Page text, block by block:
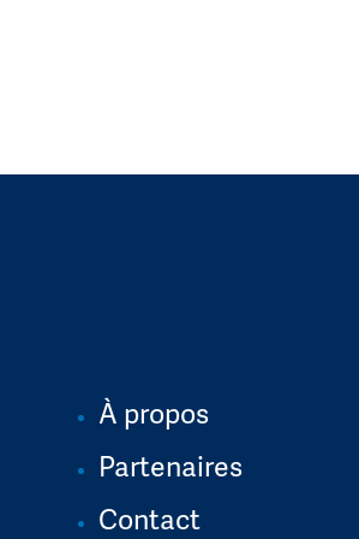
À propos
Partenaires
Contact